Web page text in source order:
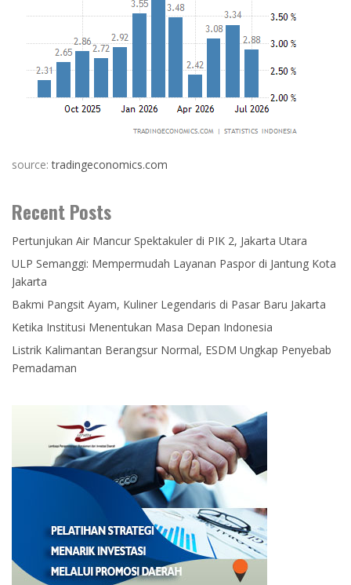
source:tradingeconomics.com
Recent Posts
Pertunjukan Air Mancur Spektakuler di PIK 2, Jakarta Utara
ULP Semanggi: Mempermudah Layanan Paspor di Jantung Kota
Jakarta
Bakmi Pangsit Ayam, Kuliner Legendaris di Pasar Baru Jakarta
Ketika Institusi Menentukan Masa Depan Indonesia
Listrik Kalimantan Berangsur Normal, ESDM Ungkap Penyebab
Pemadaman